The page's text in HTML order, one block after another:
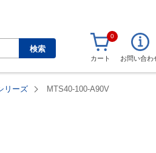
検索
0
カート お問い合わ
リーズ MTS40-100-A90V